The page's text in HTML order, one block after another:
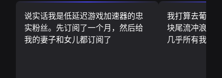
说实话我是低延迟游戏加速器的忠
实粉丝。先订阅了一个月，然后给
我的妻子和女儿都订阅了
我打算去葡萄
块尾流冲浪板
几乎所有我需